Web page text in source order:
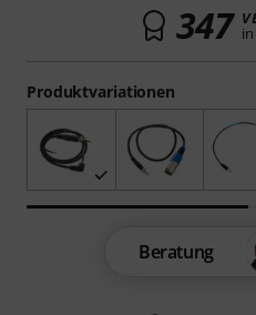
Produktvariationen
347
Beratung